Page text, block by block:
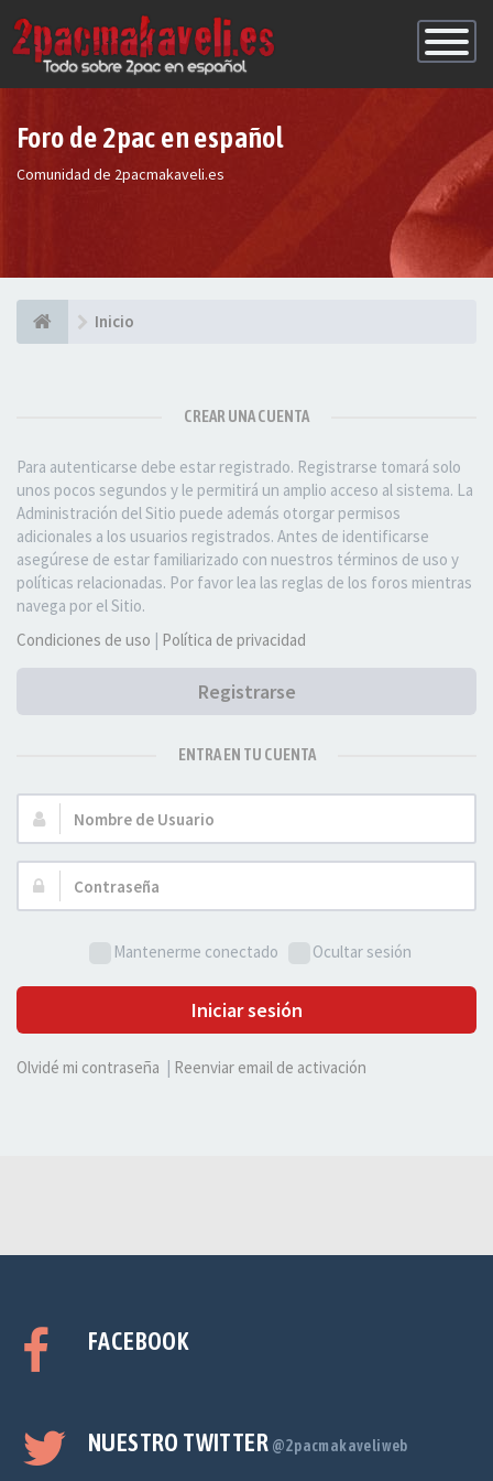
de
Foro de 2pac en español
Comunidad de 2pacmakaveli.es
Inicio
CREAR UNA CUENTA
Para autenticarse debe estar registrado. Registrarse tomará solo
unos pocos segundos y le permitirá un amplio acceso al sistema. La
Administración del Sitio puede además otorgar permisos
adicionales a los usuarios registrados. Antes de identificarse
asegúrese de estar familiarizado con nuestros términos de uso y
políticas relacionadas. Por favor lea las reglas de los foros mientras
navega por el Sitio.
Condiciones de uso | Política de privacidad
Registrarse
ENTRA EN TU CUENTA
Nombre
de
Usuario:
Contraseña:
Mantenerme conectado Ocultar sesión
Iniciar sesión
Olvidé mi contraseña Reenviar email de activación
FACEBOOK
NUESTRO TWITTER @2pacmakaveliweb